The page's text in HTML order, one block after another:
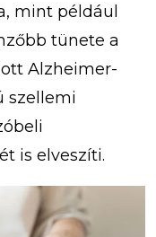
mint például
tünete a
Alzheimer-
szellemi
is elveszíti.